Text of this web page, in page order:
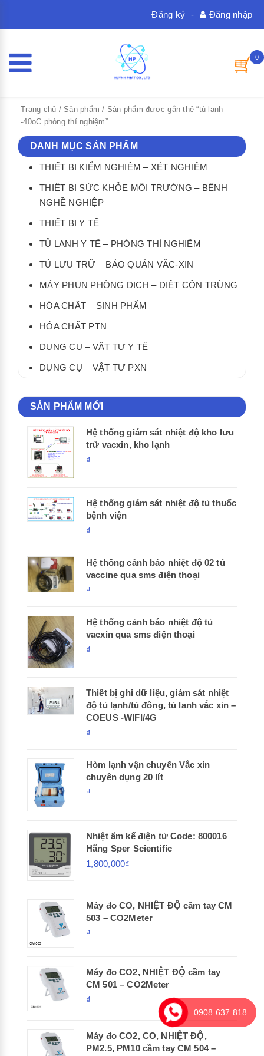
Đăng nhập
-
Đăng ký
0
Trang chủ / Sản phẩm / Sản phẩm được gắn thẻ “tủ lạnh
-40oC phòng thí nghiệm”
DANH MỤC SẢN PHẨM
THIẾT BỊ KIỂM NGHIỆM – XÉT NGHIỆM
THIẾT BỊ SỨC KHỎE MÔI TRƯỜNG – BỆNH
NGHỀ NGHIỆP
THIẾT BỊ Y TẾ
TỦ LẠNH Y TẾ – PHÒNG THÍ NGHIỆM
TỦ LƯU TRỮ – BẢO QUẢN VẮC-XIN
MÁY PHUN PHÒNG DỊCH – DIỆT CÔN TRÙNG
HÓA CHẤT – SINH PHẨM
HÓA CHẤT PTN
DỤNG CỤ – VẬT TƯ Y TẾ
DỤNG CỤ – VẬT TƯ PXN
SẢN PHẨM MỚI
Hệ thống giám sát nhiệt độ kho lưu
trữ vacxin, kho lạnh
₫
Hệ thống giám sát nhiệt độ tủ thuốc
bệnh viện
₫
Hệ thống cảnh báo nhiệt độ 02 tủ
vaccine qua sms điện thoại
₫
Hệ thống cảnh báo nhiệt độ tủ
vacxin qua sms điện thoại
₫
Thiết bị ghi dữ liệu, giám sát nhiệt
độ tủ lạnh/tủ đông, tủ lanh vắc xin –
COEUS -WIFI/4G
₫
Hòm lạnh vận chuyển Vắc xin
chuyên dụng 20 lít
₫
Nhiệt ẩm kế điện tử Code: 800016
Hãng Sper Scientific
1,800,000₫
Máy đo CO, NHIỆT ĐỘ cầm tay CM
503 – CO2Meter
₫
Máy đo CO2, NHIỆT ĐỘ cầm tay
CM 501 – CO2Meter
₫
Máy đo CO2, CO, NHIỆT ĐỘ,
PM2.5, PM10 cầm tay CM 504 –
0908 637 818